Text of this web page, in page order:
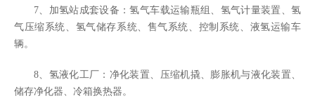
7、加氢站成套设备：氢气车载运输瓶组、氢气计量装置、氢
气压缩系统、氢气储存系统、售气系统、控制系统、液氢运输车
辆。
8、氢液化工厂：净化装置、压缩机撬、膨胀机与液化装置、
储存净化器、冷箱换热器。